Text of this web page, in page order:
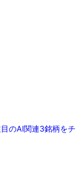
のAI関連3銘柄をチ